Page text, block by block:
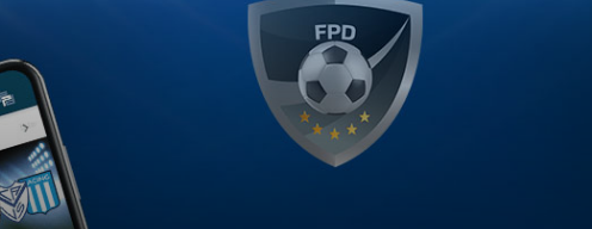
final
gran
Un campeón del mundo no jugará más
en su Selección
Uno de los verdugos de Argentina en Brasil